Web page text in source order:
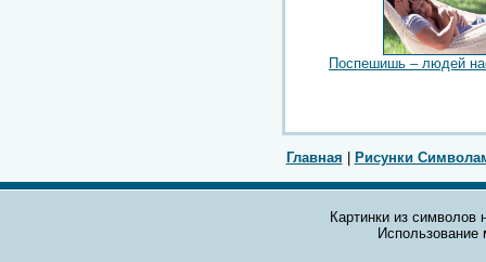
Поспешишь – людей
Главная Рисунки
Картинки из символов
Использование